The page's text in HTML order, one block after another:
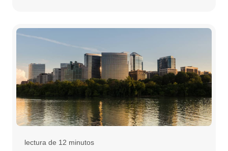
lectura de 12 minutos